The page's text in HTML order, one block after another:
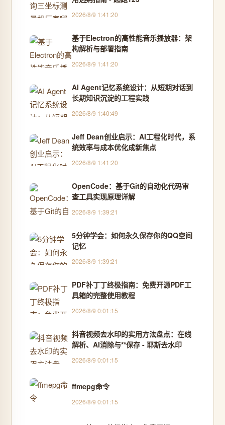
2026/8/9 1:41:20
基于Electron的高性能音乐播放器：架
构解析与部署指南
2026/8/9 1:41:20
AI Agent记忆系统设计：从短期对话到
长期知识沉淀的工程实践
2026/8/9 1:40:49
Jeff Dean创业启示：AI工程化时代，系
统效率与成本优化成新焦点
2026/8/9 1:41:20
OpenCode：基于Git的自动化代码审
查工具实现原理详解
2026/8/9 1:39:21
5分钟学会：如何永久保存你的QQ空间
记忆
2026/8/9 1:39:21
PDF补丁丁终极指南：免费开源PDF工
具箱的完整使用教程
2026/8/9 0:01:15
抖音视频去水印的实用方法盘点：在线
解析、AI消除与**保存 - 耶斯去水印
2026/8/9 0:01:15
ffmepg命令
2026/8/9 0:01:15